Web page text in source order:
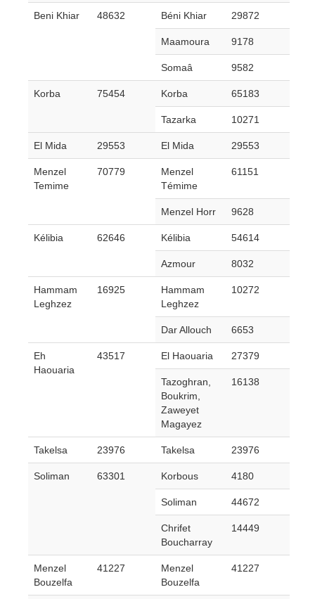
Beni Khiar 48632 Béni Khiar 29872
Maamoura 9178
Somaâ 9582
Korba 75454 Korba 65183
Tazarka 10271
El Mida 29553 El Mida 29553
Menzel
Temime
70779
Menzel
Témime
61151
Menzel Horr 9628
Kélibia 62646 Kélibia 54614
Azmour 8032
Hammam
Leghzez
16925
Hammam
Leghzez
10272
Dar Allouch 6653
Eh
Haouaria
43517 El Haouaria 27379
Tazoghran,
Boukrim,
Zaweyet
Magayez
16138
Takelsa 23976 Takelsa 23976
Soliman 63301 Korbous 4180
Soliman 44672
Chrifet
Boucharray
14449
Menzel
Bouzelfa
41227
Menzel
Bouzelfa
41227